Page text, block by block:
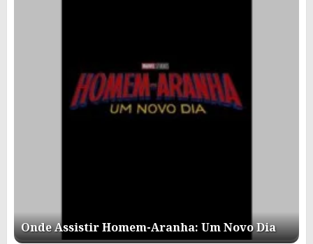
Onde Assistir Homem-Aranha: Um Novo Dia